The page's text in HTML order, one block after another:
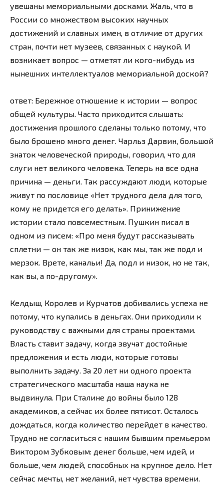
увешаны мемориальными досками. Жаль, что в
России со множеством высоких научных
достижений и славных имен, в отличие от других
стран, почти нет музеев, связанных с наукой. И
возникает вопрос — отметят ли кого-нибудь из
нынешних интеллектуалов мемориальной доской?
ответ: Бережное отношение к истории — вопрос
общей культуры. Часто приходится слышать:
достижения прошлого сделаны только потому, что
было брошено много денег. Чарльз Дарвин, большой
знаток человеческой природы, говорил, что для
слуги нет великого человека. Теперь на все одна
причина — деньги. Так рассуждают люди, которые
живут по пословице «Нет трудного дела для того,
кому не придется его делать». Принижение
истории стало повсеместным. Пушкин писал в
одном из писем: «Про меня будут рассказывать
сплетни — он так же низок, как мы, так же подл и
мерзок. Врете, канальи! Да, подл и низок, но не так,
как вы, а по-другому».
Келдыш, Королев и Курчатов добивались успеха не
потому, что купались в деньгах. Они приходили к
руководству с важными для страны проектами.
Власть ставит задачу, когда звучат достойные
предложения и есть люди, которые готовы
выполнить задачу. За 20 лет ни одного проекта
стратегического масштаба наша наука не
выдвинула. При Сталине до войны было 128
академиков, а сейчас их более пятисот. Осталось
дождаться, когда количество перейдет в качество.
Трудно не согласиться с нашим бывшим премьером
Виктором Зубковым: денег больше, чем идей, и
больше, чем людей, способных на крупное дело. Нет
сейчас мечты, нет желаний, нет чувства времени.